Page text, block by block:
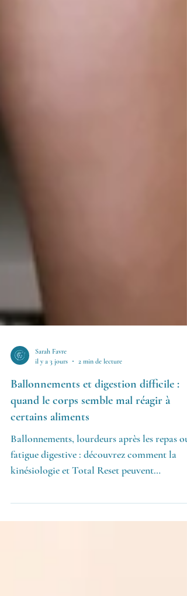
il y a 3 jours
2 min de lecture
Ballonnements et digestion difficile :
quand le corps semble mal réagir à
certains aliments
Ballonnements, lourdeurs après les repas ou
fatigue digestive : découvrez comment la
accompagner les sensibilités alimentaires.